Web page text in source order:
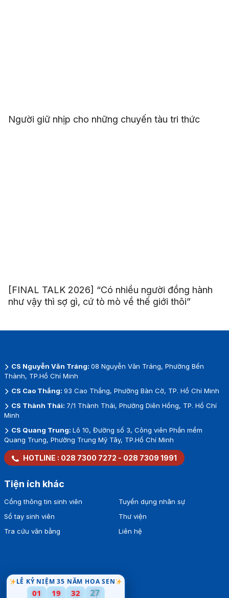
LỄ KỶ NIỆM 35 NĂM HOA SEN
01 19 32 27
Người giữ nhịp cho những chuyến tàu tri thức
[FINAL TALK 2026] “Có nhiều người đồng hành
như vậy thì sợ gì, cứ tò mò về thế giới thôi”
CS Nguyễn Văn Tráng: 08 Nguyễn Văn Tráng, Phường Bến
Thành, TP.Hồ Chí Minh
CS Cao Thắng: 93 Cao Thắng, Phường Bàn Cờ, TP. Hồ Chí Minh
CS Thành Thái: 7/1 Thành Thái, Phường Diên Hồng, TP. Hồ Chí
Minh
CS Quang Trung: Lô 10, Đường số 3, Công viên Phần mềm
Quang Trung, Phường Trung Mỹ Tây, TP.Hồ Chí Minh
HOTLINE : 028 7300 7272 - 028 7309 1991
Tiện ích khác
Cổng thông tin sinh viên
Sổ tay sinh viên
Tra cứu văn bằng
Tuyển dụng nhân sự
Thư viện
Liên hệ